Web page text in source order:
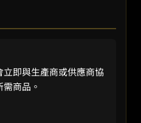
即與生產商或供應商協
商品。